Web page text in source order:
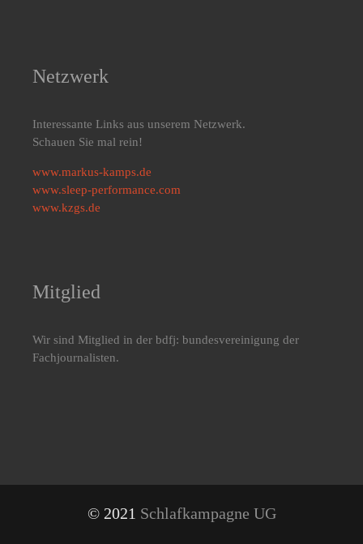
Netzwerk
Interessante Links aus unserem Netzwerk.
Schauen Sie mal rein!
www.markus-kamps.de
www.sleep-performance.com
www.kzgs.de
Mitglied
Wir sind Mitglied in der bdfj: bundesvereinigung der
Fachjournalisten.
© 2021 Schlafkampagne UG